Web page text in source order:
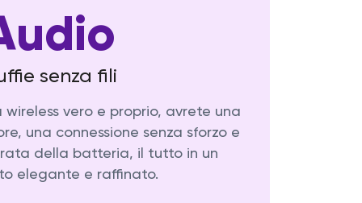
senza fili
vero e proprio, avrete una
una connessione senza sforzo e
della batteria, il tutto in un
elegante e raffinato.